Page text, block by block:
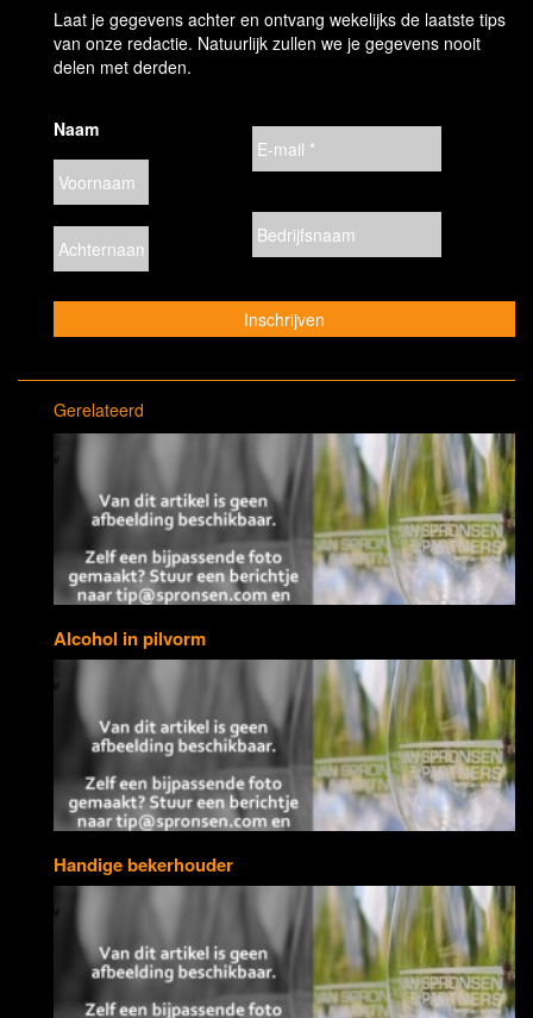
Laat je gegevens achter en ontvang wekelijks de laatste tips
van onze redactie. Natuurlijk zullen we je gegevens nooit
delen met derden.
Naam
Gerelateerd
Alcohol in pilvorm
Handige bekerhouder